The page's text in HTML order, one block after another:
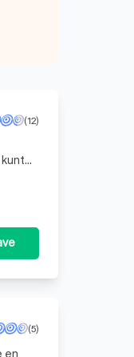
(12)
(5)